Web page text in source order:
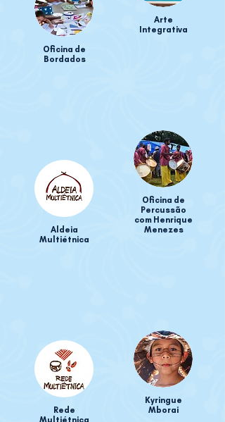
Oficina de
Bordados
Aldeia
Multiétnica
Rede
Multiétnica
Arte
Integrativa
Oficina de
Percussão
com Henrique
Menezes
Kyringue
Mborai